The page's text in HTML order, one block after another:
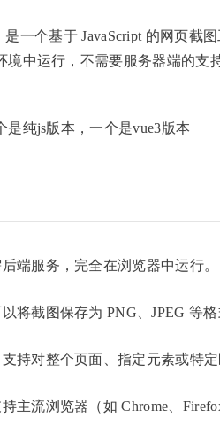
是一个基于 JavaScript 的网页截
境中运行，不需要服务器端的支
是纯js版本，一个是vue3版本
端服务，完全在浏览器中运行。
将截图保存为 PNG、JPEG 等格
持对整个页面、指定元素或特定
主流浏览器（如 Chrome、